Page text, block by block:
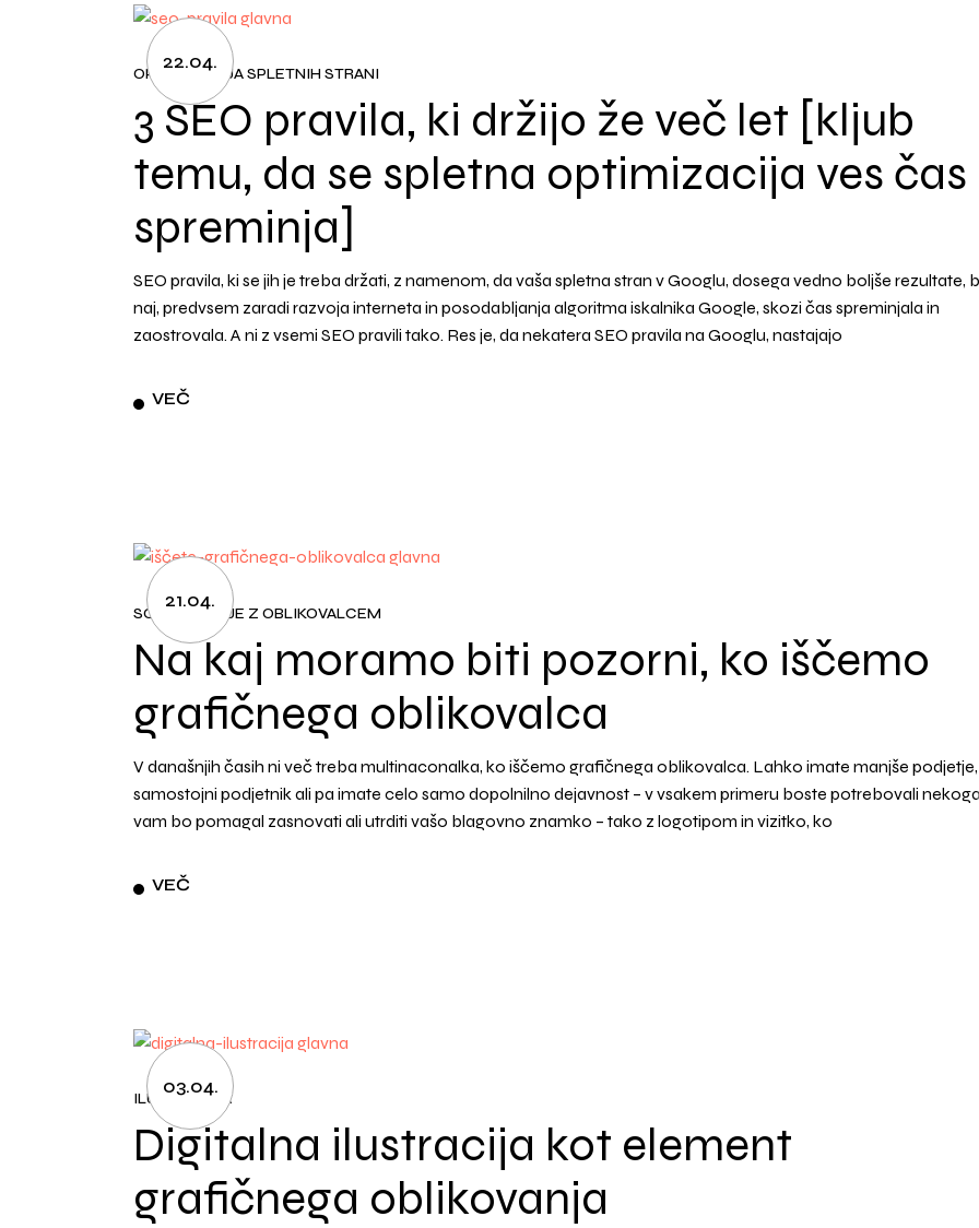
22.04.
OPTIMIZACIJA SPLETNIH STRANI
3 SEO pravila, ki držijo že več let [kljub
temu, da se spletna optimizacija ves čas
spreminja]
SEO pravila, ki se jih je treba držati, z namenom, da vaša spletna stran v Googlu, dosega vedno boljše rezultate,
naj, predvsem zaradi razvoja interneta in posodabljanja algoritma iskalnika Google, skozi čas spreminjala in
zaostrovala. A ni z vsemi SEO pravili tako. Res je, da nekatera SEO pravila na Googlu, nastajajo
VEČ
21.04.
SODELOVANJE Z OBLIKOVALCEM
Na kaj moramo biti pozorni, ko iščemo
grafičnega oblikovalca
V današnjih časih ni več treba multinaconalka, ko iščemo grafičnega oblikovalca. Lahko imate manjše
samostojni podjetnik ali pa imate celo samo dopolnilno dejavnost – v vsakem primeru boste potrebovali
vam bo pomagal zasnovati ali utrditi vašo blagovno znamko – tako z logotipom in vizitko, ko
VEČ
03.04.
ILUSTRACIJA
Digitalna ilustracija kot element
grafičnega oblikovanja